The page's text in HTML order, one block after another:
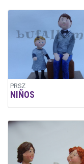
PRSZ
NIÑOS